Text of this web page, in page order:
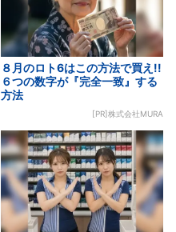
８月のロト6はこの方法で買え!!
６つの数字が『完全一致』する
方法
[PR]株式会社MURA